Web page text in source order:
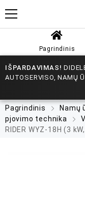
Pagrindinis
IŠPARDAVIMAS!
AUTOSERVISO, NAMŲ
Pagrindinis Namų
pjovimo technika
RIDER WYZ-18H (3